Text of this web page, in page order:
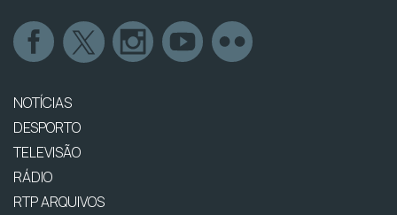
NOTÍCIAS
DESPORTO
TELEVISÃO
RÁDIO
RTP ARQUIVOS